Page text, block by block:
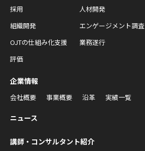
採用
人材開発
組織開発
エンゲージメント調査
OJTの仕組み化支援
業務遂行
評価
企業情報
会社概要 事業概要 沿革 実績一覧
ニュース
講師・コンサルタント紹介